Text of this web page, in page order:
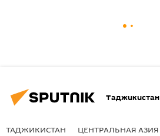
Таджикистан
ТАДЖИКИСТАН ЦЕНТРАЛЬНАЯ АЗИЯ